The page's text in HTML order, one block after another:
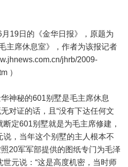
日的《金华日报》，原题为
主席休息室》，作者为该报记者
jhrb/2009-
）
秘的601别墅是毛主席休息
对证的话，且“没有下达任何文
定601别墅就是为毛主席修建，
说，当年这个别墅的主人根本不
20军军部提供的图纸专门为毛泽
世元说：“这是高度机密，当时师